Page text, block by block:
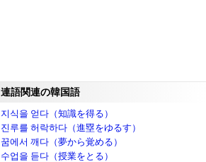
連語関連の韓国語
지식을 얻다（知識を得る）
진루를 허락하다（進塁をゆるす）
꿈에서 깨다（夢から覚める）
수업을 듣다（授業をとる）